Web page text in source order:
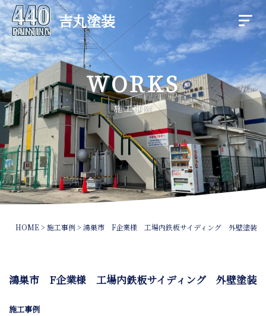
吉丸塗装
WORKS
施工事例
HOME> 施工事例> 鴻巣市 F企業様 工場内鉄板サイディング 外壁塗装
鴻巣市 F企業様 工場内鉄板サイディング 外壁塗装
施工事例